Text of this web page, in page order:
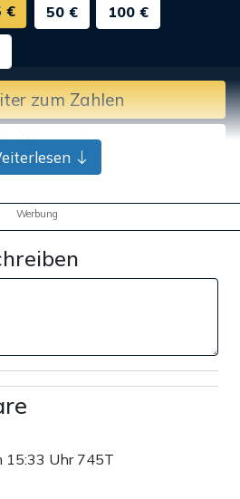
€ 50 € 100 €
zum Zahlen
Überweisung
Werbung
15:33 Uhr 745T